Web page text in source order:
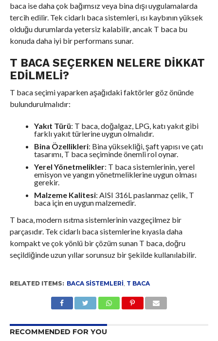
baca ise daha çok bağımsız veya bina dışı uygulamalarda
tercih edilir. Tek cidarlı baca sistemleri, ısı kaybının yüksek
olduğu durumlarda yetersiz kalabilir, ancak T baca bu
konuda daha iyi bir performans sunar.
T BACA SEÇERKEN NELERE DIKKAT
EDILMELI?
T baca seçimi yaparken aşağıdaki faktörler göz önünde
bulundurulmalıdır:
Yakıt Türü: T baca, doğalgaz, LPG, katı yakıt gibi
farklı yakıt türlerine uygun olmalıdır.
Bina Özellikleri: Bina yüksekliği, şaft yapısı ve çatı
tasarımı, T baca seçiminde önemli rol oynar.
Yerel Yönetmelikler: T baca sistemlerinin, yerel
emisyon ve yangın yönetmeliklerine uygun olması
gerekir.
Malzeme Kalitesi: AISI 316L paslanmaz çelik, T
baca için en uygun malzemedir.
T baca, modern ısıtma sistemlerinin vazgeçilmez bir
parçasıdır. Tek cidarlı baca sistemlerine kıyasla daha
kompakt ve çok yönlü bir çözüm sunan T baca, doğru
seçildiğinde uzun yıllar sorunsuz bir şekilde kullanılabilir.
RELATED ITEMS: BACA SISTEMLERI T BACA
RECOMMENDED FOR YOU